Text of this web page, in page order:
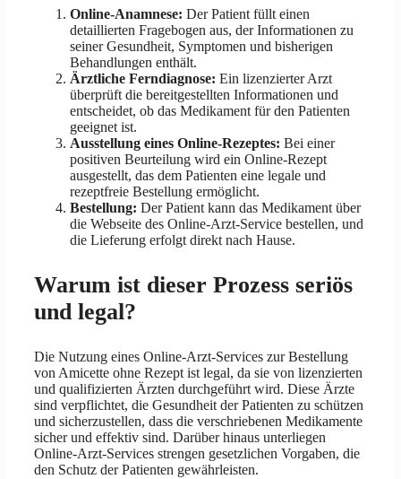
Online-Anamnese: Der Patient füllt einen
detaillierten Fragebogen aus, der Informationen zu
seiner Gesundheit, Symptomen und bisherigen
Behandlungen enthält.
Ärztliche Ferndiagnose: Ein lizenzierter Arzt
überprüft die bereitgestellten Informationen und
entscheidet, ob das Medikament für den Patienten
geeignet ist.
Ausstellung eines Online-Rezeptes: Bei einer
positiven Beurteilung wird ein Online-Rezept
ausgestellt, das dem Patienten eine legale und
rezeptfreie Bestellung ermöglicht.
Bestellung: Der Patient kann das Medikament über
die Webseite des Online-Arzt-Service bestellen, und
die Lieferung erfolgt direkt nach Hause.
Warum ist dieser Prozess seriös
und legal?
Die Nutzung eines Online-Arzt-Services zur Bestellung
von Amicette ohne Rezept ist legal, da sie von lizenzierten
und qualifizierten Ärzten durchgeführt wird. Diese Ärzte
sind verpflichtet, die Gesundheit der Patienten zu schützen
und sicherzustellen, dass die verschriebenen Medikamente
sicher und effektiv sind. Darüber hinaus unterliegen
Online-Arzt-Services strengen gesetzlichen Vorgaben, die
den Schutz der Patienten gewährleisten.